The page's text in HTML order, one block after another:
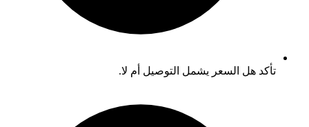
تأكد هل السعر يشمل التوصيل أم لا.